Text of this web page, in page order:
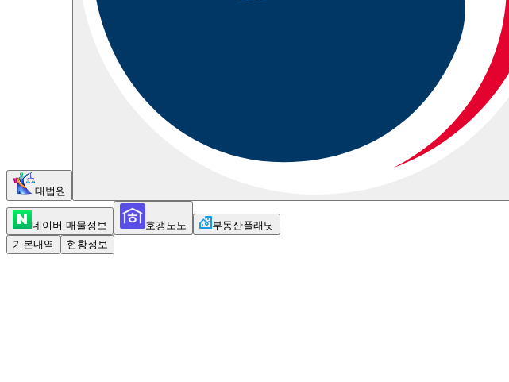
대법원
네이버 매물정보 호갱노노
부동산플래닛
기본내역
현황정보